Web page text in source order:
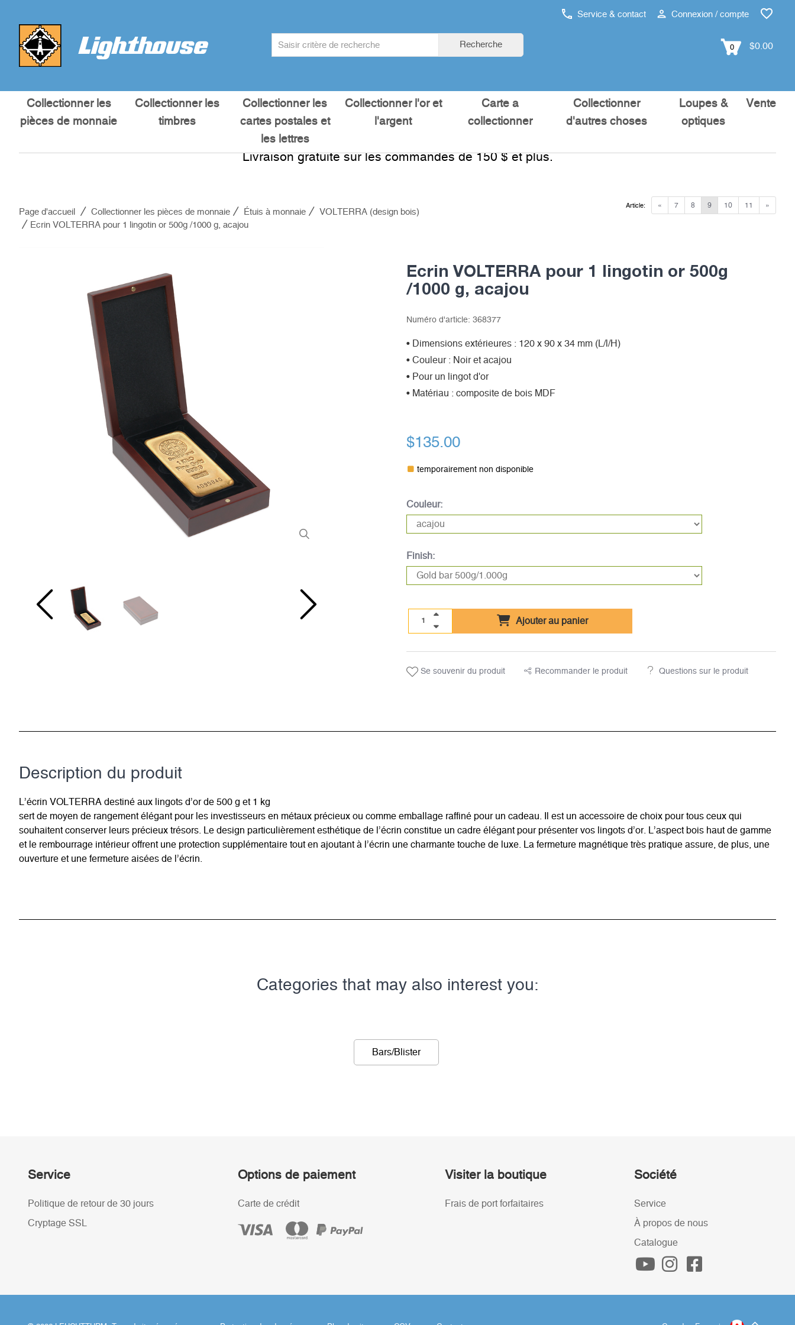
Service & contact Connexion / compte
Recherche 0 $0.00
Collectionner les
pièces de monnaie
Collectionner les
timbres
Collectionner les
cartes postales et
les lettres
Collectionner l'or et
l'argent
Carte a
collectionner
Collectionner
d'autres choses
Loupes &
optiques
Vente
Livraison gratuite sur les commandes de 150 $ et plus.
Page d'accueil Collectionner les pièces de monnaie Étuis à monnaie
VOLTERRA (design bois)
Ecrin VOLTERRA pour 1 lingotin or 500g /1000 g, acajou
« 7 8 9 10 11 »
Article:
Ecrin VOLTERRA pour 1 lingotin or 500g
/1000 g, acajou
Numéro d'article: 368377
• Dimensions extérieures : 120 x 90 x 34 mm (L/l/H)
• Couleur : Noir et acajou
• Pour un lingot d'or
• Matériau : composite de bois MDF
$135.00
temporairement non disponible
Couleur:
Finish:
Ajouter au panier
Se souvenir du produit Recommander le produit Questions sur le produit
Description du­ produit
L’écrin VOLTERRA destiné aux lingots d’or de 500 g et 1 kg
sert de moyen de rangement élégant pour les investisseurs en métaux précieux ou comme emballage raffiné pour un cadeau. Il est un accessoire de choix pour tous ceux qui
souhaitent conserver leurs précieux trésors. Le design particulièrement esthétique de l’écrin constitue un cadre élégant pour présenter vos lingots d’or. L’aspect bois haut de gamme
et le rembourrage intérieur offrent une protection supplémentaire tout en ajoutant à l’écrin une charmante touche de luxe. La fermeture magnétique très pratique assure, de plus, une
ouverture et une fermeture aisées de l’écrin.
Categories that may also interest you:
Bars/Blister
Service
Politique de retour de 30 jours
Cryptage SSL
Options de paiement
Carte de crédit
Visiter la boutique
Frais de port forfaitaires
Société
Service
À propos de nous
Catalogue